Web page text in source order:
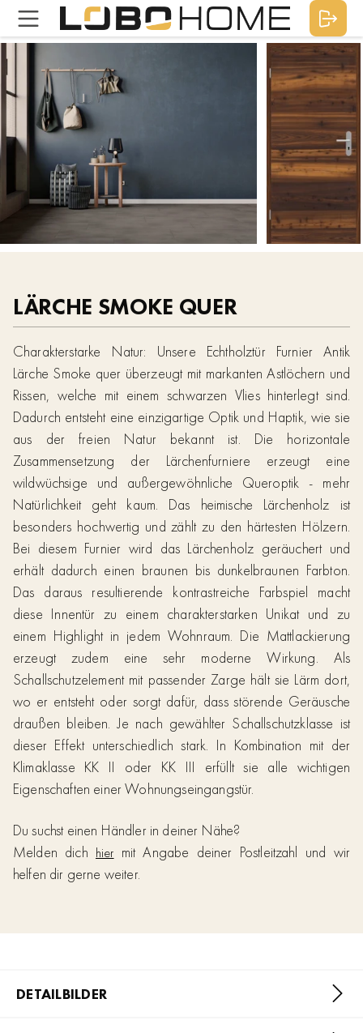
LÄRCHE SMOKE QUER
Charakterstarke Natur: Unsere Echtholztür Furnier Antik
Lärche Smoke quer überzeugt mit markanten Astlöchern und
Rissen, welche mit einem schwarzen Vlies hinterlegt sind.
Dadurch entsteht eine einzigartige Optik und Haptik, wie sie
aus der freien Natur bekannt ist. Die horizontale
Zusammensetzung der Lärchenfurniere erzeugt eine
wildwüchsige und außergewöhnliche Queroptik - mehr
Natürlichkeit geht kaum. Das heimische Lärchenholz ist
besonders hochwertig und zählt zu den härtesten Hölzern.
Bei diesem Furnier wird das Lärchenholz geräuchert und
erhält dadurch einen braunen bis dunkelbraunen Farbton.
Das daraus resultierende kontrastreiche Farbspiel macht
diese Innentür zu einem charakterstarken Unikat und zu
einem Highlight in jedem Wohnraum. Die Mattlackierung
erzeugt zudem eine sehr moderne Wirkung. Als
Schallschutzelement mit passender Zarge hält sie Lärm dort,
wo er entsteht oder sorgt dafür, dass störende Geräusche
draußen bleiben. Je nach gewählter Schallschutzklasse ist
dieser Effekt unterschiedlich stark. In Kombination mit der
Klimaklasse KK II oder KK III erfüllt sie alle wichtigen
Eigenschaften einer Wohnungseingangstür.
Du suchst einen Händler in deiner Nähe?
Melden dich hier mit Angabe deiner Postleitzahl und wir
helfen dir gerne weiter.
DETAILBILDER